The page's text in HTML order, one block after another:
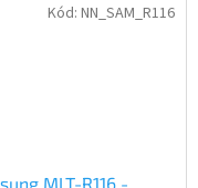
MLT-R116 -
Kód: NN_SAM_R116